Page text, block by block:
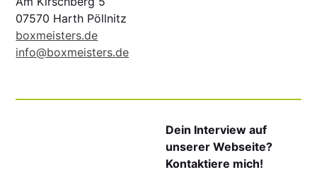
07570 Harth Pöllnitz
boxmeisters.de
info@boxmeisters.de
Dein Interview auf
unserer Webseite?
Kontaktiere mich!